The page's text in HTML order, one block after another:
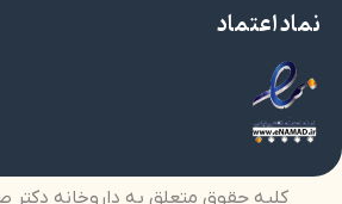
نماد اعتماد
کلیه حقوق متعلق به داروخانه دکتر